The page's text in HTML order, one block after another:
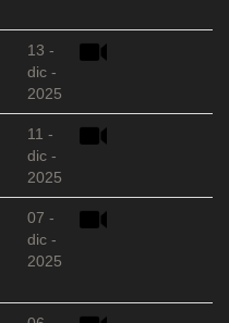
13 -
dic -
2025
11 -
dic -
2025
07 -
dic -
2025